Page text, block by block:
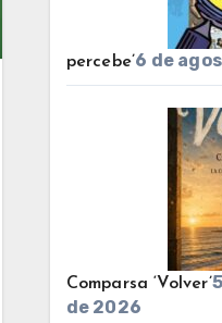
percebe’6 de
Comparsa ‘Volver’
de 2026